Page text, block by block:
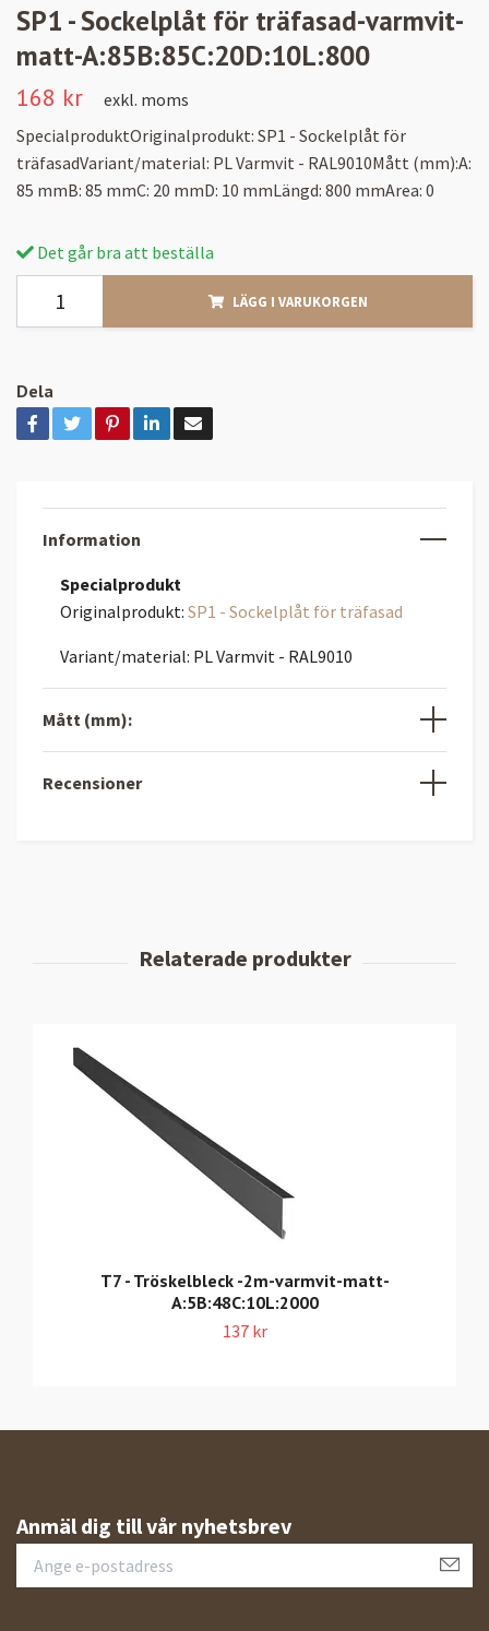
SP1 - Sockelplåt för träfasad-varmvit-
matt-A:85B:85C:20D:10L:800
168 kr
exkl. moms
SpecialproduktOriginalprodukt: SP1 - Sockelplåt för
träfasadVariant/material: PL Varmvit - RAL9010Mått (mm):A:
85 mmB: 85 mmC: 20 mmD: 10 mmLängd: 800 mmArea: 0
Det går bra att beställa
LÄGG I VARUKORGEN
Dela
Information
Specialprodukt
Originalprodukt: SP1 - Sockelplåt för träfasad
Variant/material: PL Varmvit - RAL9010
Mått (mm):
Recensioner
T7 - Tröskelbleck -2m-varmvit-matt-
A:5B:48C:10L:2000
137 kr
Anmäl dig till vår nyhetsbrev